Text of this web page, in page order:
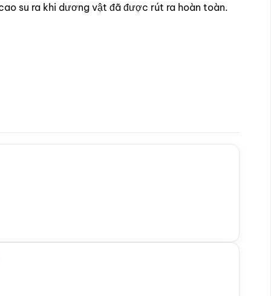
su ra khi dương vật đã được rút ra hoàn toàn.